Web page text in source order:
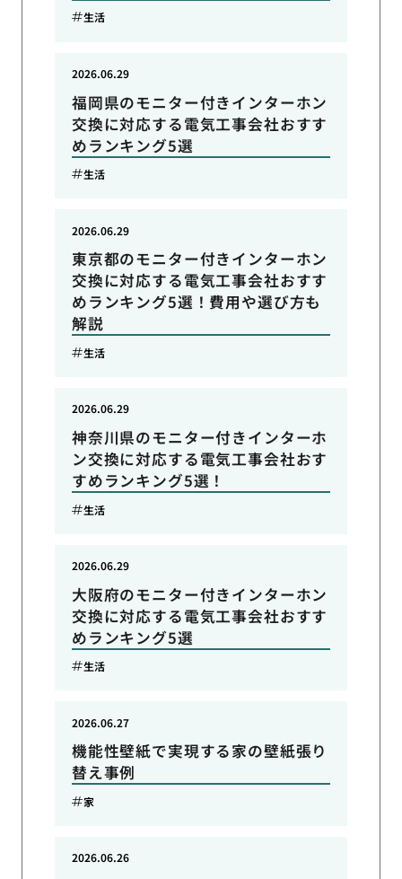
生活
福岡県のモニター付きインターホン
交換に対応する電気工事会社おすす
めランキング5選
2026.06.29
生活
東京都のモニター付きインターホン
交換に対応する電気工事会社おすす
めランキング5選！費用や選び方も
解説
2026.06.29
生活
神奈川県のモニター付きインターホ
ン交換に対応する電気工事会社おす
すめランキング5選！
2026.06.29
生活
大阪府のモニター付きインターホン
交換に対応する電気工事会社おすす
めランキング5選
2026.06.29
生活
機能性壁紙で実現する家の壁紙張り
替え事例
2026.06.27
家
2026.06.26